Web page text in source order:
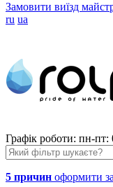
Замовити виїзд
ru ua
Графік роботи: пн-пт:
5 причин оформити